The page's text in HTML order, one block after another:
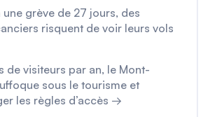
une grève de 27 jours, des
risquent de voir leurs vols
de visiteurs par an, le Mont-
sous le tourisme et
les règles d’accès →